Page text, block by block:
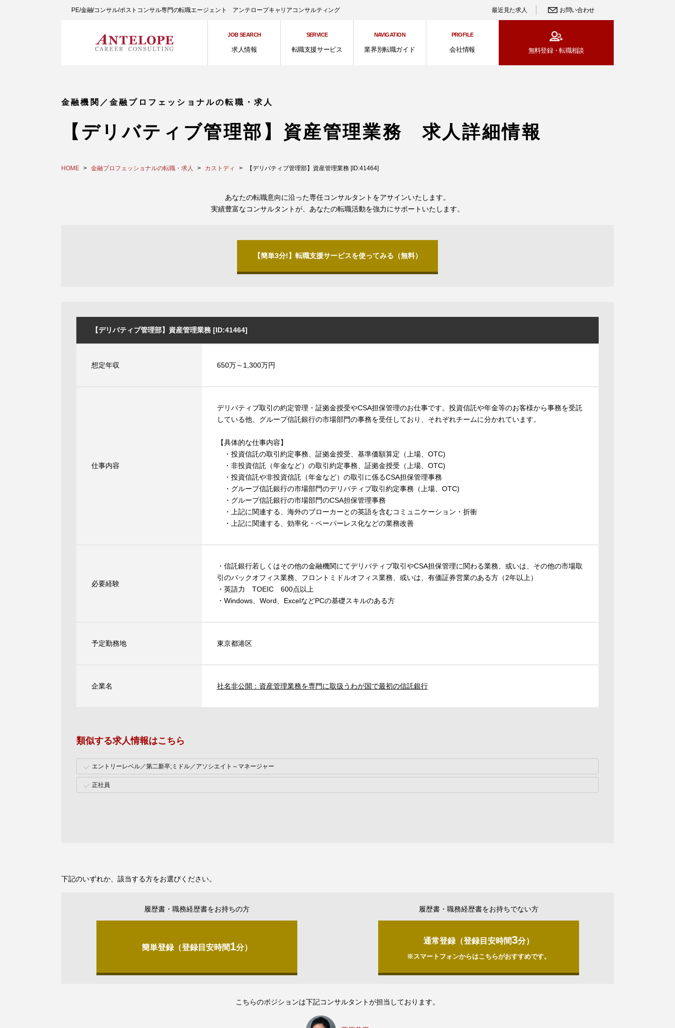
PE/金融/コンサル/ポストコンサル専門の転職エージェント アンテロープキャリアコンサルティング 最近見た求人 お問い合わせ
JOB SEARCH
求人情報
SERVICE
転職支援サービス
NAVIGATION
業界別転職ガイド
PROFILE
会社情報 無料登録・転職相談
金融機関／金融プロフェッショナルの転職・求人
【デリバティブ管理部】資産管理業務 求人詳細情報
HOME 金融プロフェッショナルの転職・求人 カストディ 【デリバティブ管理部】資産管理業務 [ID:41464]
あなたの転職意向に沿った専任コンサルタントをアサインいたします。
実績豊富なコンサルタントが、あなたの転職活動を強力にサポートいたします。
【簡単3分!】転職支援サービスを使ってみる（無料）
【デリバティブ管理部】資産管理業務 [ID:41464]
想定年収 650万～1,300万円
仕事内容
デリバティブ取引の約定管理・証拠金授受やCSA担保管理のお仕事です。投資信託や年金等のお客様から事務を受託
している他、グループ信託銀行の市場部門の事務を受任しており、それぞれチームに分かれています。
【具体的な仕事内容】
・投資信託の取引約定事務、証拠金授受、基準価額算定（上場、OTC)
・非投資信託（年金など）の取引約定事務、証拠金授受（上場、OTC)
・投資信託や非投資信託（年金など）の取引に係るCSA担保管理事務
・グループ信託銀行の市場部門のデリバティブ取引約定事務（上場、OTC)
・グループ信託銀行の市場部門のCSA担保管理事務
・上記に関連する、海外のブローカーとの英語を含むコミュニケーション・折衝
・上記に関連する、効率化・ペーパーレス化などの業務改善
必要経験
・信託銀行若しくはその他の金融機関にてデリバティブ取引やCSA担保管理に関わる業務、或いは、その他の市場取
引のバックオフィス業務、フロントミドルオフィス業務、或いは、有価証券営業のある方（2年以上）
・英語力 TOEIC 600点以上
・Windows、Word、ExcelなどPCの基礎スキルのある方
予定勤務地 東京都港区
企業名 社名非公開：資産管理業務を専門に取扱うわが国で最初の信託銀行
類似する求人情報はこちら
エントリーレベル／第二新卒;ミドル／アソシエイト～マネージャー
正社員
下記のいずれか、該当する方をお選びください。
履歴書・職務経歴書をお持ちの方
簡単登録（登録目安時間1分）
履歴書・職務経歴書をお持ちでない方
通常登録（登録目安時間3分）
※スマートフォンからはこちらがおすすめです。
こちらのポジションは下記コンサルタントが担当しております。